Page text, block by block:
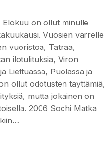
Elokuu on ollut minulle
Vuosien varrelle
vuoristoa, Tatraa,
ilotulituksia, Viron
Liettuassa, Puolassa ja
ollut odotusten täyttämiä,
mutta jokainen on
2006 Sochi Matka